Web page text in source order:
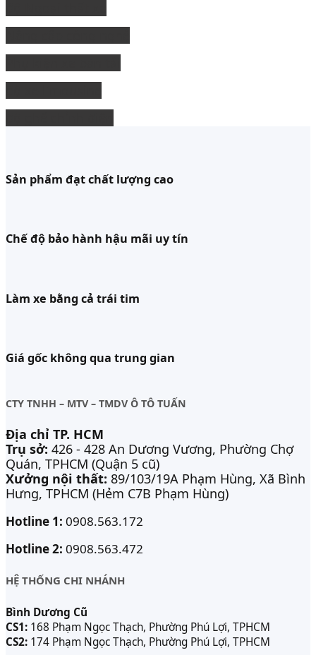
Sản phẩm đạt chất lượng cao
Chế độ bảo hành hậu mãi uy tín
Làm xe bằng cả trái tim
Giá gốc không qua trung gian
CTY TNHH – MTV – TMDV Ô TÔ TUẤN
Địa chỉ TP. HCM
Trụ sở: 426 - 428 An Dương Vương, Phường Chợ
Quán, TPHCM (Quận 5 cũ)
Xưởng nội thất: 89/103/19A Phạm Hùng, Xã Bình
Hưng, TPHCM (Hẻm C7B Phạm Hùng)
Hotline 1: 0908.563.172
Hotline 2: 0908.563.472
HỆ THỐNG CHI NHÁNH
Bình Dương Cũ
CS1: 168 Phạm Ngọc Thạch, Phường Phú Lợi, TPHCM
CS2: 174 Phạm Ngọc Thạch, Phường Phú Lợi, TPHCM